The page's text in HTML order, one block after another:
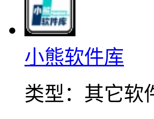
小熊软件库
类型： 其它软